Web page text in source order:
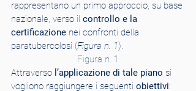
rappresentano un primo approccio, su base
nazionale, verso il controllo e la
certificazione nei confronti della
paratubercolosi (Figura n. 1).
Figura n. 1
Attraverso l’applicazione di tale piano si
vogliono raggiungere i seguenti obiettivi: